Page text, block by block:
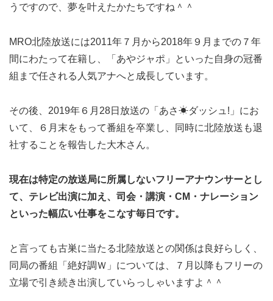
うですので、夢を叶えたかたちですね＾＾
MRO北陸放送には2011年７月から2018年９月までの７年
間にわたって在籍し、「あやジャポ」といった自身の冠番
組まで任される人気アナへと成長しています。
その後、2019年６月28日放送の「あさ☀ダッシュ!」にお
いて、６月末をもって番組を卒業し、同時に北陸放送も退
社することを報告した大木さん。
現在は特定の放送局に所属しないフリーアナウンサーとし
て、テレビ出演に加え、司会・講演・CM・ナレーション
といった幅広い仕事をこなす毎日です。
と言っても古巣に当たる北陸放送との関係は良好らしく、
同局の番組「絶好調Ｗ」については、７月以降もフリーの
立場で引き続き出演していらっしゃいますよ＾＾